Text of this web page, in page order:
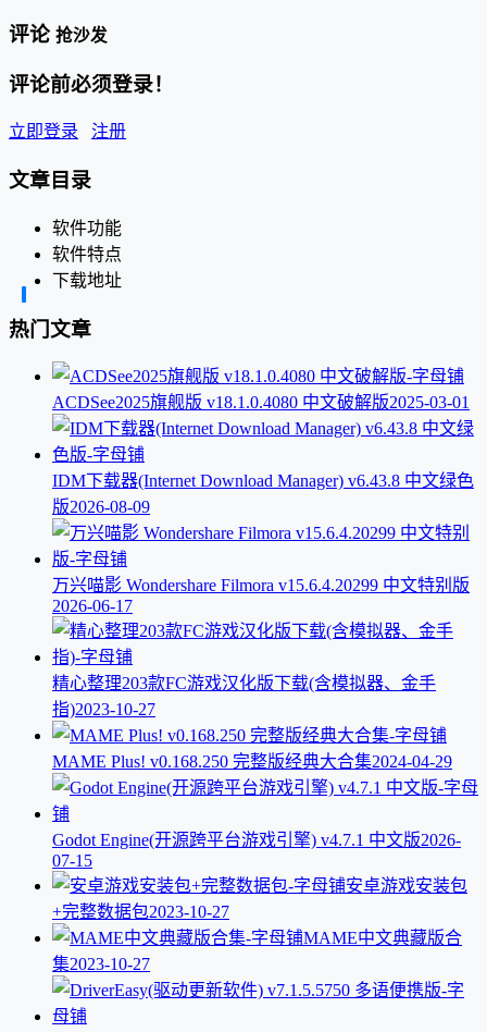
评论 抢沙发
评论前必须登录！
立即登录 注册
文章目录
软件功能
软件特点
下载地址
热门文章
ACDSee2025旗舰版 v18.1.0.4080 中文破解版2025-03-01
IDM下载器(Internet Download Manager) v6.43.8 中文绿色
版2026-08-09
万兴喵影 Wondershare Filmora v15.6.4.20299 中文特别版
2026-06-17
精心整理203款FC游戏汉化版下载(含模拟器、金手
指)2023-10-27
MAME Plus! v0.168.250 完整版经典大合集2024-04-29
Godot Engine(开源跨平台游戏引擎) v4.7.1 中文版2026-
07-15
安卓游戏安装包
+完整数据包2023-10-27
MAME中文典藏版合
集2023-10-27